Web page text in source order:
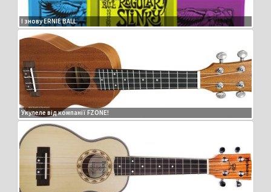
І знову ERNIE BALL
Укулеле від компанії FZONE!